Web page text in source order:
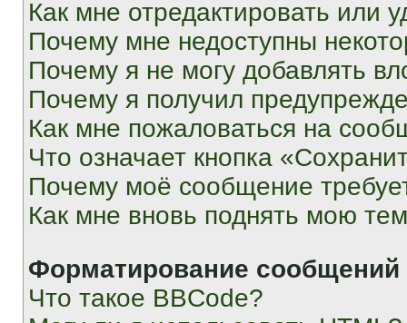
Как мне отредактировать или
Почему мне недоступны
Почему я не могу добавлять
Почему я получил
Как мне пожаловаться на
Что означает кнопка
Почему моё сообщение
Как мне вновь поднять мою
Форматирование
Что такое BBCode?